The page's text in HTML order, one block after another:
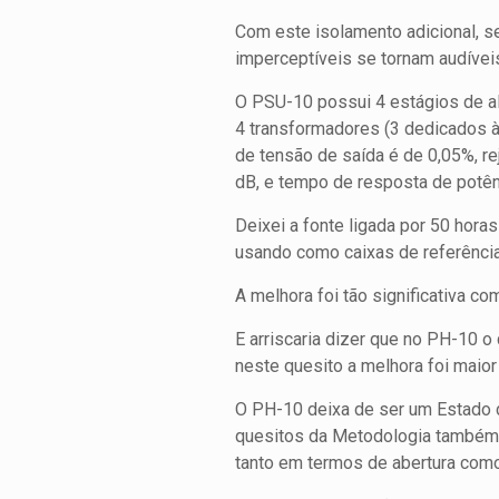
Com este isolamento adicional,
imperceptíveis se tornam
O PSU-10 possui 4 estágios de
4 transformadores (3 dedicados
de tensão de saída é de 0,05%,
dB, e tempo de resposta de
Deixei a fonte ligada por 50
usando como caixas de
A melhora foi tão significativa
E arriscaria dizer que no PH-10
neste quesito a melhora foi
O PH-10 deixa de ser um
quesitos da Metodologia
tanto em termos de abertura